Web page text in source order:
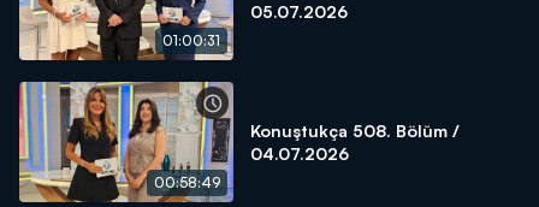
01:00:31
05.07.2026
00:58:49
Konuştukça 508. Bölüm /
04.07.2026